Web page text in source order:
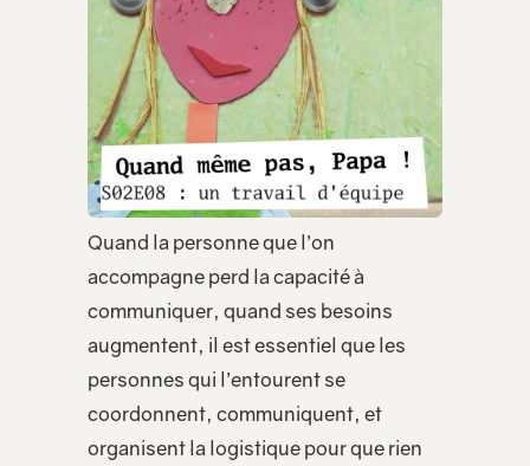
Quand la personne que l’on
accompagne perd la capacité à
communiquer, quand ses besoins
augmentent, il est essentiel que les
personnes qui l’entourent se
coordonnent, communiquent, et
organisent la logistique pour que rien